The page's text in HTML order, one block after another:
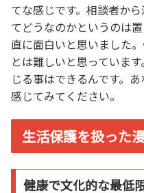
てな感じです。相談者か
てどうなのかというのは
直に面白いと思いました
とは難しいと思っていま
じる事はできるんです。
感じてみてください。
生活保護を扱った
健康で文化的な最低